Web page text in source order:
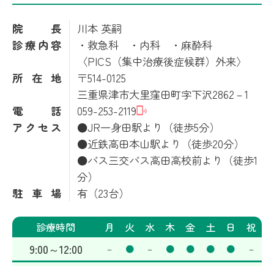
院長
川本 英嗣
診療内容
・救急科 ・内科 ・麻酔科
〈PICS（集中治療後症候群）外来〉
所在地
〒514-0125
三重県津市大里窪田町字下沢2862－1
電話
059-253-2119
アクセス
●JR一身田駅より（徒歩5分）
●近鉄高田本山駅より（徒歩20分）
●バス三交バス高田高校前より（徒歩1
分）
駐車場
有（23台）